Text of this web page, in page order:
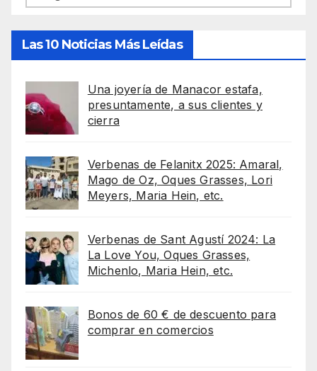
Las 10 Noticias Más Leídas
Una joyería de Manacor estafa,
presuntamente, a sus clientes y
cierra
Verbenas de Felanitx 2025: Amaral,
Mago de Oz, Oques Grasses, Lori
Meyers, Maria Hein, etc.
Verbenas de Sant Agustí 2024: La
La Love You, Oques Grasses,
Michenlo, Maria Hein, etc.
Bonos de 60 € de descuento para
comprar en comercios